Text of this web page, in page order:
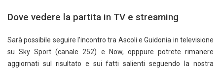
Dove vedere la partita in TV e streaming
Sarà possibile seguire l’incontro tra Ascoli e Guidonia in televisione
su Sky Sport (canale 252) e Now, opppure potrete rimanere
aggiornati sul risultato e sui fatti salienti seguendo la nostra